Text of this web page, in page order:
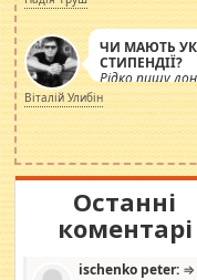
ЧИ МАЮТЬ
СТИПЕНДІЇ?
Рідко пишу
просто
навколо
роздувається
Віталій Улибін
Останні
коментарі
ischenko peter: ⇒